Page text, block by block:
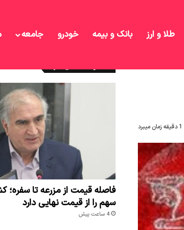
طلا و ارز بانک و بیمه خودرو جامعه
فاصله قیمت از مزرعه تا سفره؛
سهم را از قیمت نهایی دارد
4 ساعت پیش